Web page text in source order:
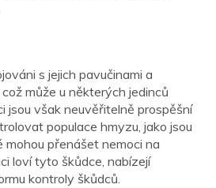
s jejich pavučinami a
může u některých jedinců
jsou však neuvěřitelně prospěšní
populace hmyzu, jako jsou
mohou přenášet nemoci na
loví tyto škůdce, nabízejí
kontroly škůdců.